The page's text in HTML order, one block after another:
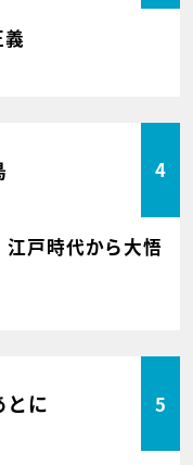
4
江戸時代から大悟
とに 5